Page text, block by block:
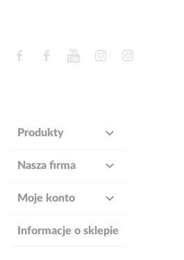
FacebookFacebookYouTubeInstagram
Produkty 
Nasza firma 
Moje konto 
Informacje o sklepie